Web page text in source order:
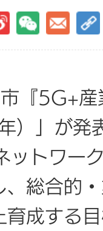
『5G+
」が発
ットワー
総合的
成する